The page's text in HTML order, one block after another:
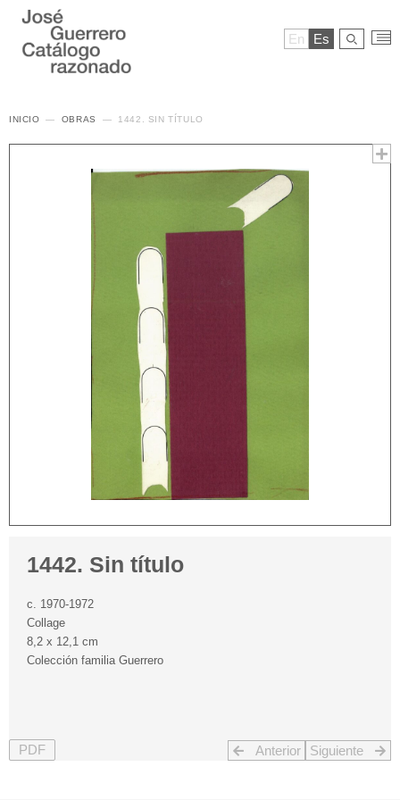
En Es
INICIO OBRAS 1442. SIN TÍTULO
1442. Sin título
c. 1970-1972
Collage
8,2 x 12,1 cm
Colección familia Guerrero
Anterior Siguiente
PDF